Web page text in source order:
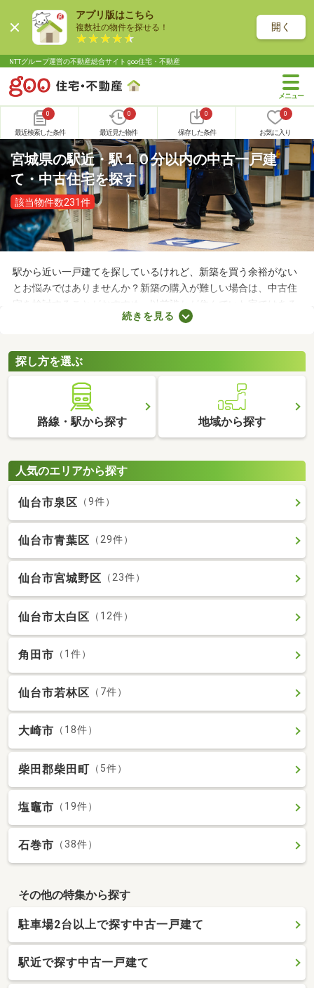
アプリ版はこちら
複数社の物件を探せる！ 開く
NTTグループ運営の不動産総合サイト goo住宅・不動産
0
最近検索した条件
0
最近見た物件
0
保存した条件
0
お気に入り
宮城県の駅近・駅１０分以内の中古一戸建
て・中古住宅を探す
該当物件数231件
駅から近い一戸建てを探しているけれど、新築を買う余裕がない
とお悩みではありませんか？新築の購入が難しい場合は、中古住
宅を検討することがおすすめ。以前誰かが住んでいた家ではある
ものの、費用を大幅に抑えられるメリットがあります。ここで
続きを見る
探し方を選ぶ
路線・駅から探す 地域から探す
人気のエリアから探す
仙台市泉区 （9件）
仙台市青葉区 （29件）
仙台市宮城野区 （23件）
仙台市太白区 （12件）
角田市 （1件）
仙台市若林区 （7件）
大崎市 （18件）
柴田郡柴田町 （5件）
塩竈市 （19件）
石巻市 （38件）
その他の特集から探す
駐車場2台以上で探す中古一戸建て
駅近で探す中古一戸建て